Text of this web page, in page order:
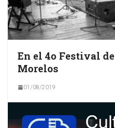
En el 4o Festival
Morelos
01/08/2019